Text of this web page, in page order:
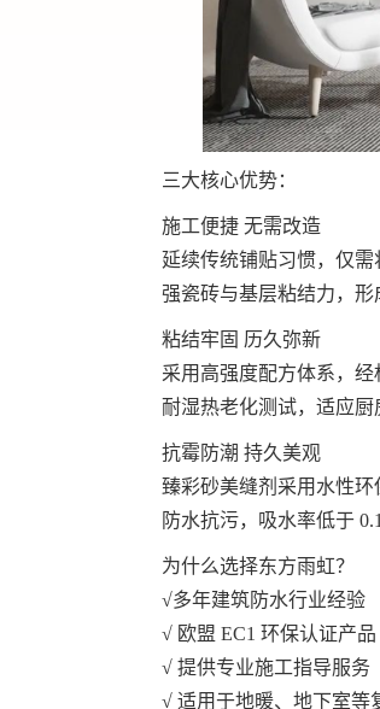
三大核心优势：
施工便捷 无需改造
延续传统铺贴习惯，仅
强瓷砖与基层粘结力，形
粘结牢固 历久弥新
采用高强度配方体系，
耐湿热老化测试，适应厨
抗霉防潮 持久美观
臻彩砂美缝剂采用水性
防水抗污，吸水率低于
为什么选择东方雨虹？
√多年建筑防水行业经验
√ 欧盟 EC1 环保认证产品
√ 提供专业施工指导服务
√ 适用于地暖、地下室等